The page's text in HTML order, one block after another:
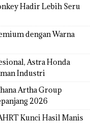
Hadir Lebih Seru
dengan Warna
Astra Honda
Industri
Artha Group
2026
Kunci Hasil Manis